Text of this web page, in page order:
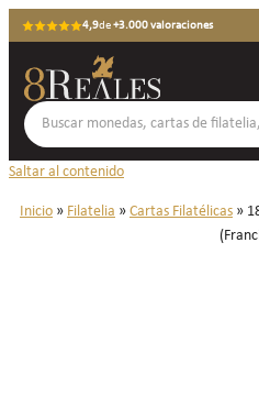
4,9de+3.000 valoraciones
Saltar al contenido
Inicio » Filatelia » Cartas Filatélicas »